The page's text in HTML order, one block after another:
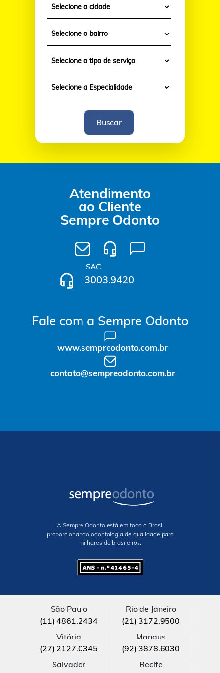
Atendimento
ao Cliente
Sempre Odonto
SAC
3003.9420
Fale com a Sempre Odonto
www.sempreodonto.com.br
contato@sempreodonto.com.br
A Sempre Odonto está em todo o Brasil
proporcionando odontologia de qualidade para
milhares de brasileiros.
São Paulo
(11) 4861.2434
Rio de Janeiro
(21) 3172.9500
Vitória
(27) 2127.0345
Manaus
(92) 3878.6030
Salvador
Recife